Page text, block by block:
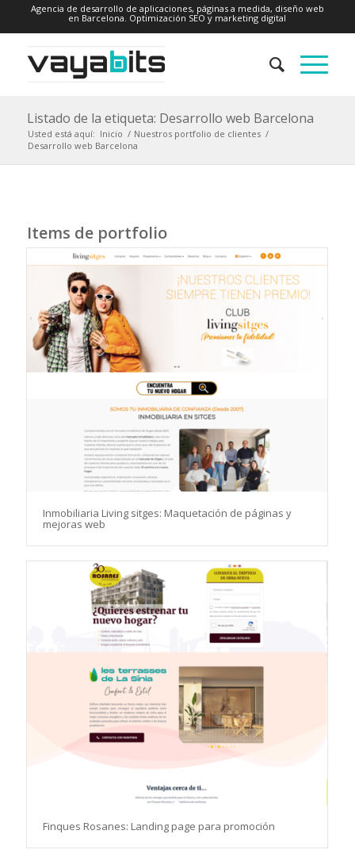
Agencia de desarrollo de aplicaciones, páginas a medida, diseño web
en Barcelona. Optimización SEO y marketing digital
Listado de la etiqueta: Desarrollo web Barcelona
Usted está aquí: Inicio / Nuestros portfolio de clientes /
Desarrollo web Barcelona
Items de portfolio
Inmobiliaria Living sitges: Maquetación de páginas y
mejoras web
Finques Rosanes: Landing page para promoción